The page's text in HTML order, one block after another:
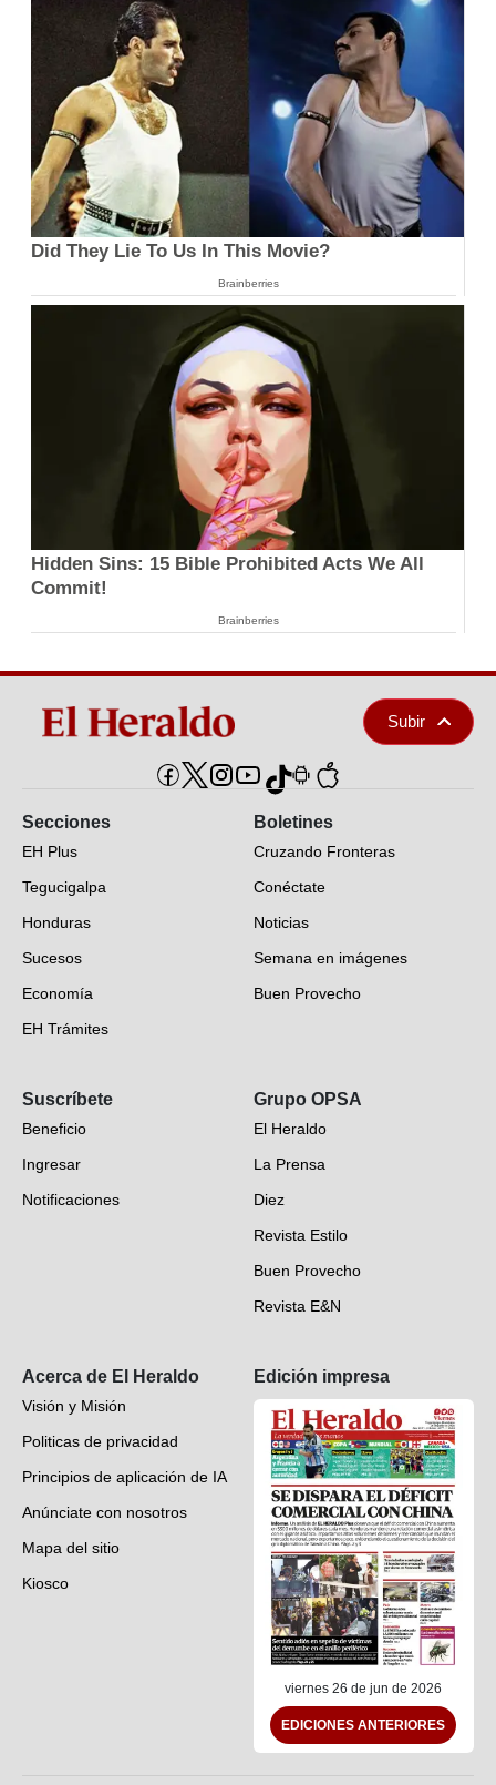
Did They Lie To Us In This Movie?
Brainberries
Hidden Sins: 15 Bible Prohibited Acts We All
Commit!
Brainberries
Subir
Secciones
EH Plus
Tegucigalpa
Honduras
Sucesos
Economía
EH Trámites
EH Verifica
Fotogalerías
Deportes
Videos
Boletines
Cruzando Fronteras
Conéctate
Noticias
Semana en imágenes
Buen Provecho
Suscríbete
Beneficio
Ingresar
Notificaciones
Grupo OPSA
El Heraldo
La Prensa
Diez
Revista Estilo
Buen Provecho
Revista E&N
Acerca de El Heraldo
Visión y Misión
Politicas de privacidad
Principios de aplicación de IA
Anúnciate con nosotros
Mapa del sitio
Kiosco
Edición impresa
viernes 26 de jun de 2026
EDICIONES ANTERIORES